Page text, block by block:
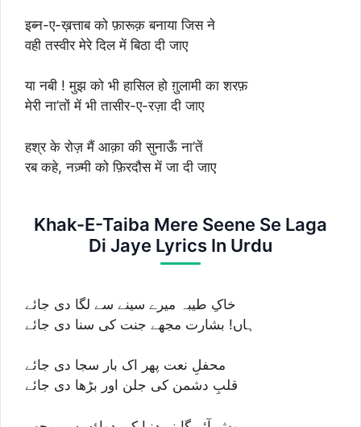
इब्न-ए-ख़त्ताब को फ़ारूक़ बनाया जिस ने
वही तस्वीर मेरे दिल में बिठा दी जाए
या नबी ! मुझ को भी हासिल हो ग़ुलामी का शरफ़
मेरी ना’तों में भी तासीर-ए-रज़ा दी जाए
हश्र के रोज़ मैं आक़ा की सुनाऊँ ना’तें
रब कहे, नज़्मी को फ़िरदौस में जा दी जाए
Khak-E-Taiba Mere Seene Se Laga
Di Jaye Lyrics In Urdu
خاکِ طیبہ میرے سینے سے لگا دی جائے
ہاں! بشارت مجھے جنت کی سنا دی جائے
محفلِ نعت پھر اک بار سجا دی جائے
قلبِ دشمن کی جلن اور بڑھا دی جائے